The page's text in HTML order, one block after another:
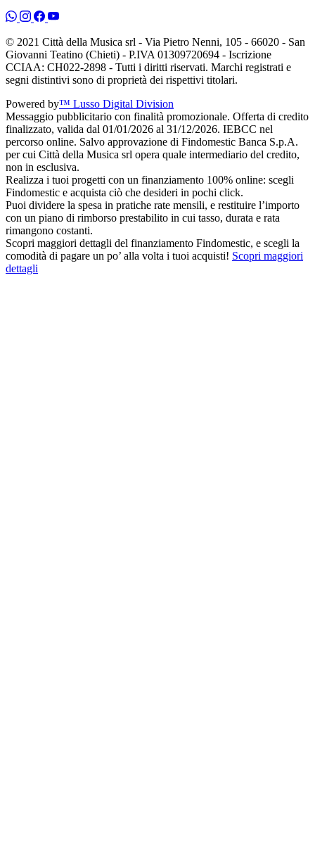
© 2021 Città della Musica srl - Via Pietro Nenni, 105 - 66020 - San
Giovanni Teatino (Chieti) - P.IVA 01309720694 - Iscrizione
CCIAA: CH022-2898 - Tutti i diritti riservati. Marchi registrati e
segni distintivi sono di proprietà dei rispettivi titolari.
Powered by™ Lusso Digital Division
Messaggio pubblicitario con finalità promozionale. Offerta di credito
finalizzato, valida dal 01/01/2026 al 31/12/2026. IEBCC nel
percorso online. Salvo approvazione di Findomestic Banca S.p.A.
per cui Città della Musica srl opera quale intermediario del credito,
non in esclusiva.
Realizza i tuoi progetti con un finanziamento 100% online: scegli
Findomestic e acquista ciò che desideri in pochi click.
Puoi dividere la spesa in pratiche rate mensili, e restituire l’importo
con un piano di rimborso prestabilito in cui tasso, durata e rata
rimangono costanti.
Scopri maggiori dettagli del finanziamento Findomestic, e scegli la
comodità di pagare un po’ alla volta i tuoi acquisti! Scopri maggiori
dettagli